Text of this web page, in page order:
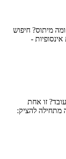
מיתוס? חיפוש
-
זו אחת
מתחילה להציק: